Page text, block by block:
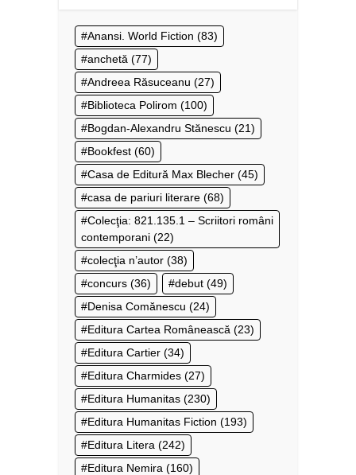
Anansi. World Fiction (83)
anchetă (77)
Andreea Răsuceanu (27)
Biblioteca Polirom (100)
Bogdan-Alexandru Stănescu (21)
Bookfest (60)
Casa de Editură Max Blecher (45)
casa de pariuri literare (68)
Colecţia: 821.135.1 – Scriitori români
contemporani (22)
colecţia n’autor (38)
concurs (36) debut (49)
Denisa Comănescu (24)
Editura Cartea Românească (23)
Editura Cartier (34)
Editura Charmides (27)
Editura Humanitas (230)
Editura Humanitas Fiction (193)
Editura Litera (242)
Editura Nemira (160)